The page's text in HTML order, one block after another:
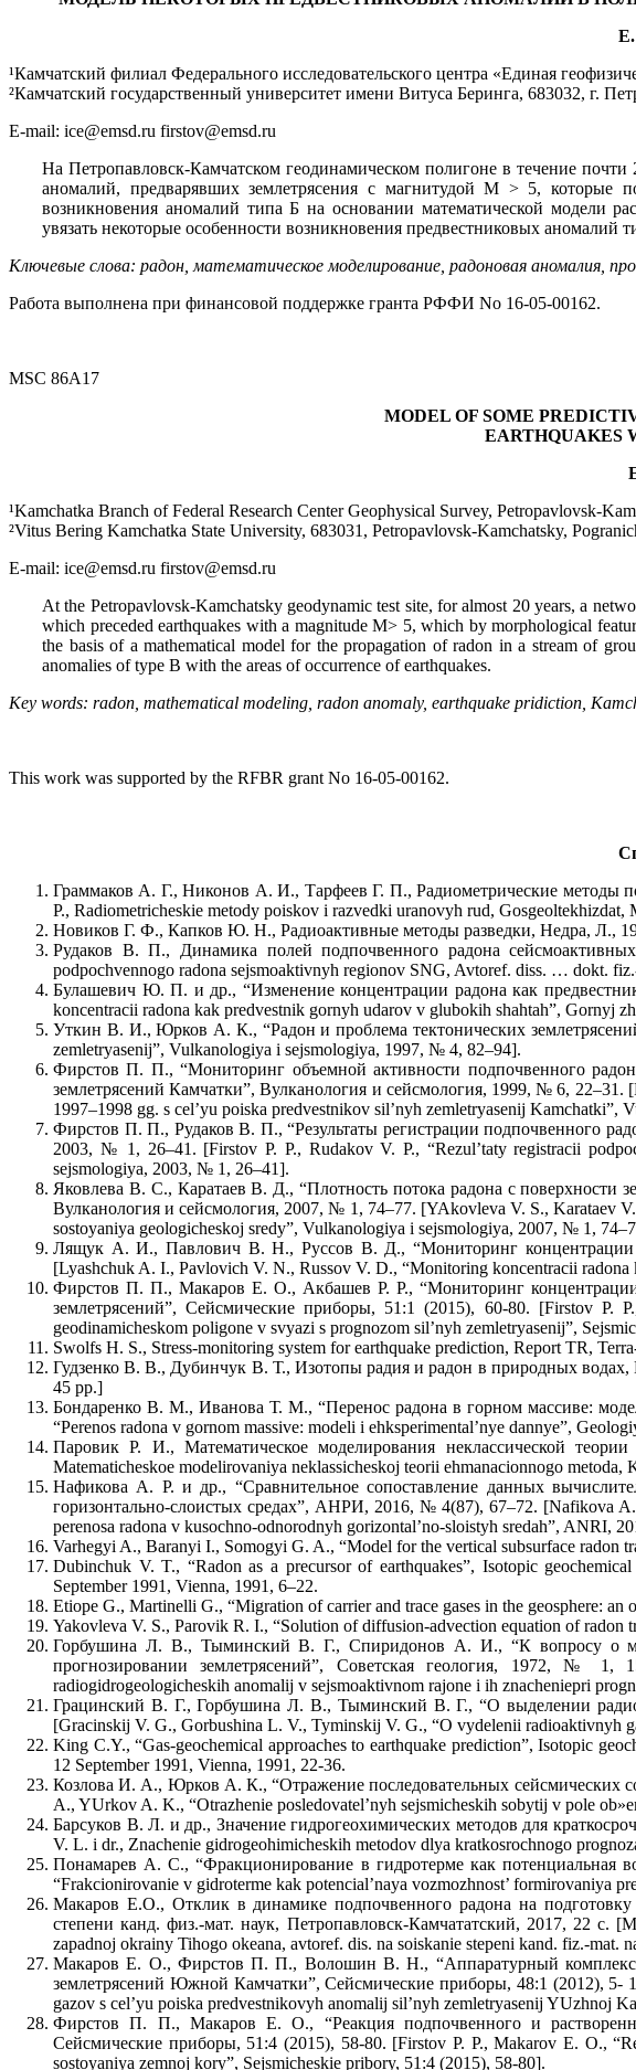
¹Камчатский филиал Федерального исследовательского центра «Единая
²Камчатский государственный университет имени Витуса Беринга, 683032, г.
E-mail: ice@emsd.ru firstov@emsd.ru
На Петропавловск-Камчатском геодинамическом полигоне в течение
аномалий, предварявших землетрясения с магнитудой M > 5, которые
возникновения аномалий типа Б на основании математической модели
увязать некоторые особенности возникновения предвестниковых аномалий
Ключевые слова: радон, математическое моделирование, радоновая аномалия,
Работа выполнена при финансовой поддержке гранта РФФИ No 16-05-00162.
MSC 86A17
MODEL OF SOME
EARTHQUAKES
¹Kamchatka Branch of Federal Research Center Geophysical Survey, Petropavlovsk-
²Vitus Bering Kamchatka State University, 683031, Petropavlovsk-Kamchatsky,
E-mail: ice@emsd.ru firstov@emsd.ru
At the Petropavlovsk-Kamchatsky geodynamic test site, for almost 20 years, a
which preceded earthquakes with a magnitude M> 5, which by morphological
the basis of a mathematical model for the propagation of radon in a stream of
anomalies of type B with the areas of occurrence of earthquakes.
Key words: radon, mathematical modeling, radon anomaly, earthquake pridiction,
This work was supported by the RFBR grant No 16-05-00162.
Граммаков А. Г., Никонов А. И., Тарфеев Г. П., Радиометрические методы
P., Radiometricheskie metody poiskov i razvedki uranovyh rud, Gosgeoltekhizdat,
Новиков Г. Ф., Капков Ю. Н., Радиоактивные методы разведки, Недра, Л.,
Рудаков В. П., Динамика полей подпочвенного радона
podpochvennogo radona sejsmoaktivnyh regionov SNG, Avtoref. diss. … dokt.
Булашевич Ю. П. и др., “Изменение концентрации радона как
koncentracii radona kak predvestnik gornyh udarov v glubokih shahtah”, Gornyj
Уткин В. И., Юрков А. К., “Радон и проблема тектонических
zemletryasenij”, Vulkanologiya i sejsmologiya, 1997, № 4, 82–94].
Фирстов П. П., “Мониторинг объемной активности подпочвенного
землетрясений Камчатки”, Вулканология и сейсмология, 1999, № 6, 22–31.
1997–1998 gg. s cel’yu poiska predvestnikov sil’nyh zemletryasenij
Фирстов П. П., Рудаков В. П., “Результаты регистрации подпочвенного
2003, № 1, 26–41. [Firstov P. P., Rudakov V. P., “Rezul’taty registracii
sejsmologiya, 2003, № 1, 26–41].
Яковлева В. С., Каратаев В. Д., “Плотность потока радона с поверхности
Вулканология и сейсмология, 2007, № 1, 74–77. [YAkovleva V. S., Karataev
sostoyaniya geologicheskoj sredy”, Vulkanologiya i sejsmologiya, 2007, № 1,
Лящук А. И., Павлович В. Н., Руссов В. Д., “Мониторинг концентрации
[Lyashchuk A. I., Pavlovich V. N., Russov V. D., “Monitoring koncentracii
Фирстов П. П., Макаров Е. О., Акбашев Р. Р., “Мониторинг концентрации
землетрясений”, Сейсмические приборы, 51:1 (2015), 60-80. [Firstov P.
geodinamicheskom poligone v svyazi s prognozom sil’nyh zemletryasenij”,
Swolfs H. S., Stress-monitoring system for earthquake prediction, Report TR,
Гудзенко В. В., Дубинчук В. Т., Изотопы радия и радон в природных
45 pp.]
Бондаренко В. М., Иванова Т. М., “Перенос радона в горном массиве:
“Perenos radona v gornom massive: modeli i ehksperimental’nye dannye”,
Паровик Р. И., Математическое моделирования неклассической
Matematicheskoe modelirovaniya neklassicheskoj teorii ehmanacionnogo
Нафикова А. Р. и др., “Сравнительное сопоставление данных
горизонтально-слоистых средах”, АНРИ, 2016, № 4(87), 67–72. [Nafikova A.
perenosa radona v kusochno-odnorodnyh gorizontal’no-sloistyh sredah”, ANRI,
Varhegyi A., Baranyi I., Somogyi G. A., “Model for the vertical subsurface radon
Dubinchuk V. T., “Radon as a precursor of earthquakes”, Isotopic
September 1991, Vienna, 1991, 6–22.
Etiope G., Martinelli G., “Migration of carrier and trace gases in the geosphere:
Yakovleva V. S., Parovik R. I., “Solution of diffusion-advection equation of
Горбушина Л. В., Тыминский В. Г., Спиридонов А. И., “К вопросу о
прогнозировании землетрясений”, Советская геология, 1972, №
radiogidrogeologicheskih anomalij v sejsmoaktivnom rajone i ih znacheniepri
Грацинский В. Г., Горбушина Л. В., Тыминский В. Г., “О выделении
[Gracinskij V. G., Gorbushina L. V., Tyminskij V. G., “O vydelenii radioaktivnyh
King C.Y., “Gas-geochemical approaches to earthquake prediction”, Isotopic
12 September 1991, Vienna, 1991, 22-36.
Козлова И. А., Юрков А. К., “Отражение последовательных сейсмических
A., YUrkov A. K., “Otrazhenie posledovatel’nyh sejsmicheskih sobytij v pole
Барсуков В. Л. и др., Значение гидрогеохимических методов для
V. L. i dr., Znachenie gidrogeohimicheskih metodov dlya kratkosrochnogo
Понамарев А. С., “Фракционирование в гидротерме как потенциальная
“Frakcionirovanie v gidroterme kak potencial’naya vozmozhnost’ formirovaniya
Макаров Е.О., Отклик в динамике подпочвенного радона на
степени канд. физ.-мат. наук, Петропавловск-Камчататский, 2017, 22 с.
zapadnoj okrainy Tihogo okeana, avtoref. dis. na soiskanie stepeni kand. fiz.-mat.
Макаров Е. О., Фирстов П. П., Волошин В. Н., “Аппаратурный комплекс
землетрясений Южной Камчатки”, Cейсмические приборы, 48:1 (2012), 5-
gazov s cel’yu poiska predvestnikovyh anomalij sil’nyh zemletryasenij YUzhnoj
Фирстов П. П., Макаров Е. О., “Реакция подпочвенного и
Сейсмические приборы, 51:4 (2015), 58-80. [Firstov P. P., Makarov E. O.,
sostoyaniya zemnoj kory”, Sejsmicheskie pribory, 51:4 (2015), 58-80].